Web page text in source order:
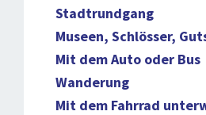
Stadtrundgang
Museen, Schlösser,
Mit dem Auto oder Bus
Wanderung
Mit dem Fahrrad